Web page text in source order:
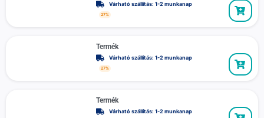
Várható szállítás: 1-2 munkanap
27%
Termék
Várható szállítás: 1-2 munkanap
27%
Termék
Várható szállítás: 1-2 munkanap